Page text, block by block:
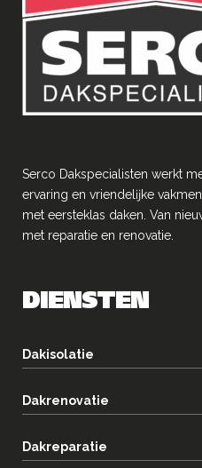
Serco Dakspecialisten werkt
ervaring en vriendelĳke
met eersteklas daken. Van
met reparatie en renovatie.
DIENSTEN
Dakisolatie
Dakrenovatie
Dakreparatie